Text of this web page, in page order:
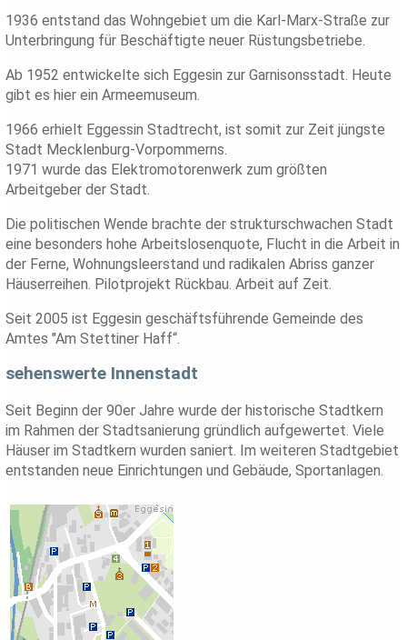
1936 entstand das Wohngebiet um die Karl-Marx-Straße zur
Unterbringung für Beschäftigte neuer Rüstungsbetriebe.
Ab 1952 entwickelte sich Eggesin zur Garnisonsstadt. Heute
gibt es hier ein Armeemuseum.
1966 erhielt Eggessin Stadtrecht, ist somit zur Zeit jüngste
Stadt Mecklenburg-Vorpommerns.
1971 wurde das Elektromotorenwerk zum größten
Arbeitgeber der Stadt.
Die politischen Wende brachte der strukturschwachen Stadt
eine besonders hohe Arbeitslosenquote, Flucht in die Arbeit in
der Ferne, Wohnungsleerstand und radikalen Abriss ganzer
Häuserreihen. Pilotprojekt Rückbau. Arbeit auf Zeit.
Seit 2005 ist Eggesin geschäftsführende Gemeinde des
Amtes "Am Stettiner Haff“.
sehenswerte Innenstadt
Seit Beginn der 90er Jahre wurde der historische Stadtkern
im Rahmen der Stadtsanierung gründlich aufgewertet. Viele
Häuser im Stadtkern wurden saniert. Im weiteren Stadtgebiet
entstanden neue Einrichtungen und Gebäude, Sportanlagen.